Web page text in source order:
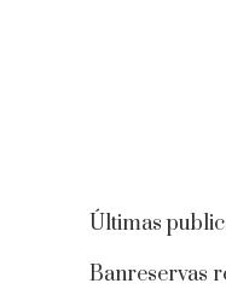
Últimas
Banreservas